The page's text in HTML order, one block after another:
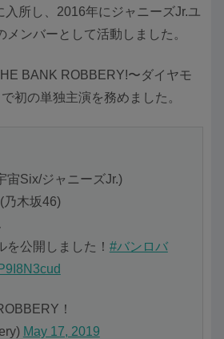
入所し、2016年にジャニーズJr.ユ
ンバーとして活動しました。
BANK ROBBERY!〜ダイヤモ
初の単独主演を務めました。
宙Six/ジャニーズJr.)
乃木坂46)
を公開しました！ #バンロバ
！
May 17, 2019